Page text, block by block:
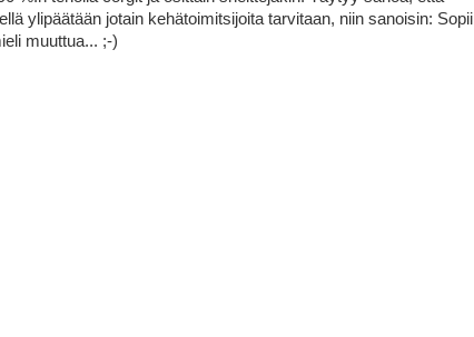
ylipäätään jotain kehätoimitsijoita tarvitaan, niin sanoisin: Sopii
muuttua... ;-)